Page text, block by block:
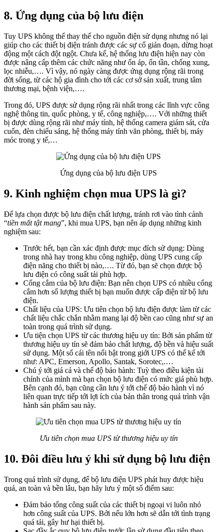
8. Ứng dụng của bộ lưu điện
Tuy UPS không thể thay thế cho nguồn điện sử dụng nhưng nó lại
giúp cho các thiết bị điện tránh được các sự cố gián đoạn, dừng hoạt
động một cách đột ngột. Chưa kể, hệ thống lưu điện hiện nay còn
được nâng cấp thêm các chức năng như ổn áp, ổn tần, chống xung,
lọc nhiễu,…. Vì vậy, nó ngày càng được ứng dụng rộng rãi trong
đời sống, từ các hộ gia đình cho tới các cơ sở sản xuất, trung tâm
thương mại, bệnh viện,….
Trong đó, UPS được sử dụng rộng rãi nhất trong các lĩnh vực công
nghệ thông tin, quốc phòng, y tế, công nghiệp,…. Với những thiết
bị được dùng rộng rãi như máy tính, hệ thống camera giám sát, cửa
cuốn, đèn chiếu sáng, hệ thống máy tính văn phòng, thiết bị, máy
móc trong y tế,…
Ứng dụng của bộ lưu điện UPS
9. Kinh nghiệm chọn mua UPS là gì?
Để lựa chọn được bộ lưu điện chất lượng, tránh rơi vào tình cảnh
“tiền mất tật mang”, khi mua UPS, bạn nên áp dụng những kinh
nghiệm sau:
Trước hết, bạn cần xác định được mục đích sử dụng: Dùng
trong nhà hay trong khu công nghiệp, dùng UPS cung cấp
điện năng cho thiết bị nào,…. Từ đó, bạn sẽ chọn được bộ
lưu điện có công suất tải phù hợp.
Cổng cắm của bộ lưu điện: Bạn nên chọn UPS có nhiều cổng
cắm hơn số lượng thiết bị bạn muốn được cấp điện từ bộ lưu
điện.
Chất liệu của UPS: Ưu tiên chọn bộ lưu điện được làm từ các
chất liệu chắc chắn nhằm mang lại độ bền cao cũng như sự an
toàn trong quá trình sử dụng.
Ưu tiện chọn UPS từ các thương hiệu uy tín: Bởi sản phẩm từ
thương hiệu uy tín sẽ đảm bảo chất lượng, độ bền và hiệu suất
sử dụng. Một số cái tên nổi bật trong giới UPS có thể kể tới
như: APC, Emerson, Apollo, Santak, Sorotec,.…
Chú ý tới giá cả và chế độ bảo hành: Tuỳ theo điều kiện tài
chính của mình mà bạn chọn bộ lưu điện có mức giá phù hợp.
Bên cạnh đó, bạn cũng cần lưu ý tới chế độ bảo hành vì nó
liên quan trực tiếp tới lợi ích của bản thân trong quá trình vận
hành sản phẩm sau này.
Ưu tiên chọn mua UPS từ thương hiệu uy tín
10. Đôi điều lưu ý khi sử dụng bộ lưu điện
Trong quá trình sử dụng, để bộ lưu điện UPS phát huy được hiệu
quả, an toàn và bền lâu, bạn hãy lưu ý một số điểm sau:
Đảm bảo tổng công suất của các thiết bị ngoại vi luôn nhỏ
hơn công suất của UPS. Bởi nếu lớn hơn sẽ dẫn tới tình trạng
quá tải, gây hư hại thiết bị.